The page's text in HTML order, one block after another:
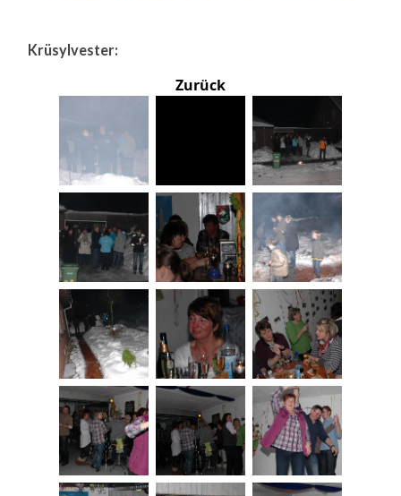
Krüsylvester:
Zurück